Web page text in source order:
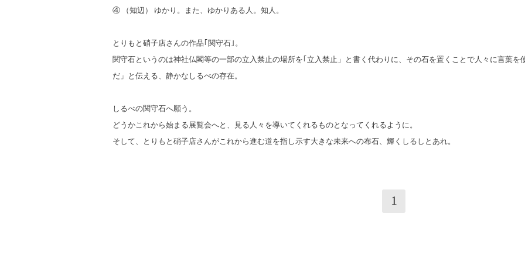
④ （知辺） ゆかり。また、ゆかりある人。知人。
とりもと硝子店さんの作品｢関守石｣。
関守石というのは神社仏閣等の一部の立入禁止の場所を｢ 立入禁止」と書く代わりに、 その石を置くことで人々に言葉を
だ」と伝える、 静かなしるべの存在。
しるべの関守石へ願う。
どうかこれから始まる展覧会へと、
見る人々を導いてくれるものとなってくれるように。
そして、とりもと硝子店さんがこれから進む道を指し示す大きな未来への布石、輝くしるしとあれ。
1